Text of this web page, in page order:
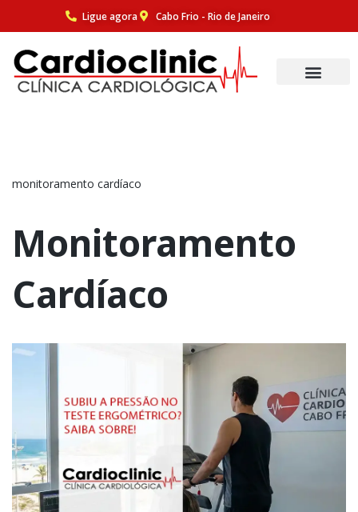
para
o
Ligue agora Cabo Frio - Rio de Janeiro
monitoramento cardíaco
Monitoramento
Cardíaco